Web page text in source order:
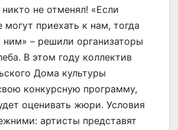
не отменял! «Если
могут приехать к нам, тогда
– решили организаторы
В этом году коллектив
Дома культуры
конкурсную программу,
оценивать жюри. Условия
артисты представят